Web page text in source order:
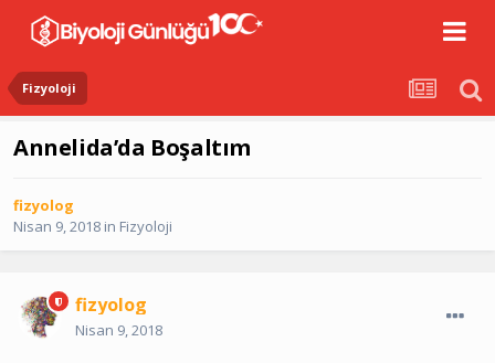
Fizyoloji
Annelida’da Boşaltım
fizyolog
Nisan 9, 2018 in Fizyoloji
fizyolog
Nisan 9, 2018